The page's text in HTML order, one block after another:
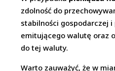
zdolność do
stabilności gospodarczej
emitującego walutę oraz
do tej waluty.
Warto zauważyć, że w